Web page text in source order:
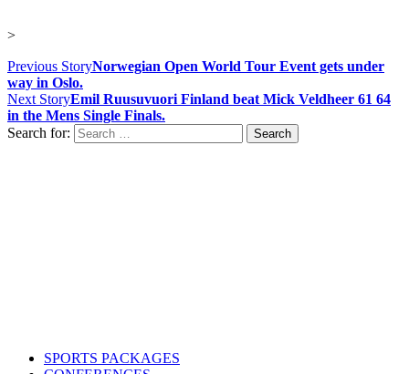
>
Previous StoryNorwegian Open World Tour Event gets under
way in Oslo.
Next StoryEmil Ruusuvuori Finland beat Mick Veldheer 61 64
in the Mens Single Finals.
Search for:
SPORTS PACKAGES